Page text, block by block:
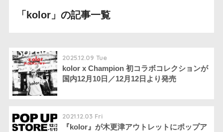
「kolor」の記事一覧
2025.12.09 Tue
kolor x Champion 初コラボコレクションが
国内12月10日／12月12日より発売
2021.12.03 Fri
『kolor』が木更津アウトレットにポップア